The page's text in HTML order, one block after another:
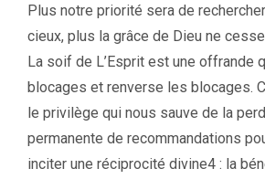
Plus notre priorité sera de
cieux, plus la grâce de Dieu ne
La soif de L’Esprit est une offrande
blocages et renverse les blocages.
le privilège qui nous sauve de la
permanente de recommandations
inciter une réciprocité divine4 : la